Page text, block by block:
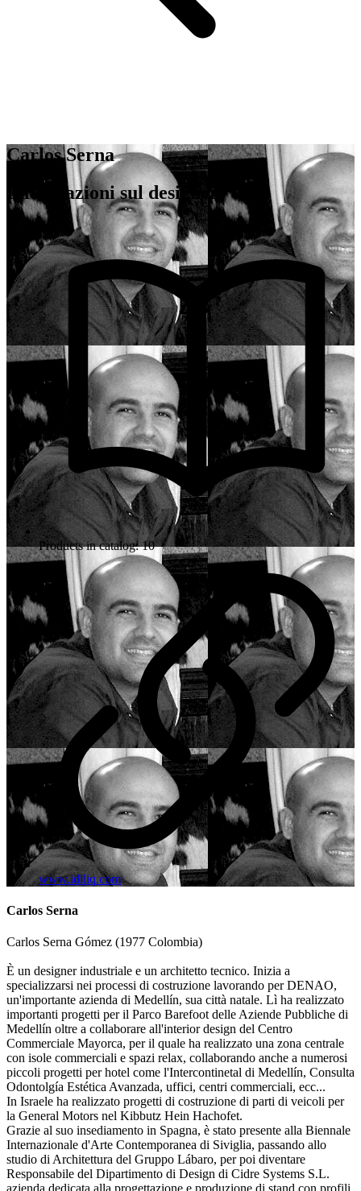
Carlos Serna
Informazioni sul designer
Products in catalog: 10
www.idiliq.com
Carlos Serna
Carlos Serna Gómez (1977 Colombia)
È un designer industriale e un architetto tecnico. Inizia a
specializzarsi nei processi di costruzione lavorando per DENAO,
un'importante azienda di Medellín, sua città natale. Lì ha realizzato
importanti progetti per il Parco Barefoot delle Aziende Pubbliche di
Medellín oltre a collaborare all'interior design del Centro
Commerciale Mayorca, per il quale ha realizzato una zona centrale
con isole commerciali e spazi relax, collaborando anche a numerosi
piccoli progetti per hotel come l'Intercontinetal di Medellín, Consulta
Odontolgía Estética Avanzada, uffici, centri commerciali, ecc...
In Israele ha realizzato progetti di costruzione di parti di veicoli per
la General Motors nel Kibbutz Hein Hachofet.
Grazie al suo insediamento in Spagna, è stato presente alla Biennale
Internazionale d'Arte Contemporanea di Siviglia, passando allo
studio di Architettura del Gruppo Lábaro, per poi diventare
Responsabile del Dipartimento di Design di Cidre Systems S.L.